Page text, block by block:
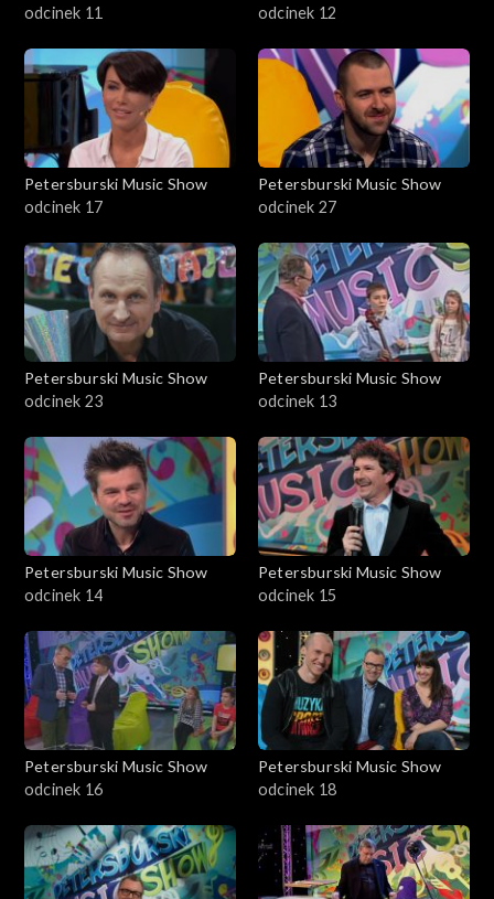
odcinek 11
odcinek 12
Petersburski Music Show
odcinek 17
Petersburski Music Show
odcinek 27
Petersburski Music Show
odcinek 23
Petersburski Music Show
odcinek 13
Petersburski Music Show
odcinek 14
Petersburski Music Show
odcinek 15
Petersburski Music Show
odcinek 16
Petersburski Music Show
odcinek 18